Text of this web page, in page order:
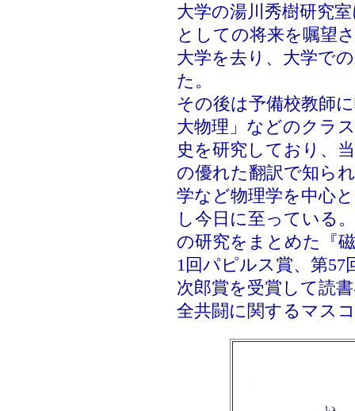
大学の湯川秀樹研究
としての将来を嘱望
大学を去り、大学で
た。
その後は予備校教師
大物理」などのクラ
史を研究しており、
の優れた翻訳で知ら
学など物理学を中心
し今日に至っている
の研究をまとめた『
1回パピルス賞、第57
次郎賞を受賞して読
全共闘に関するマス